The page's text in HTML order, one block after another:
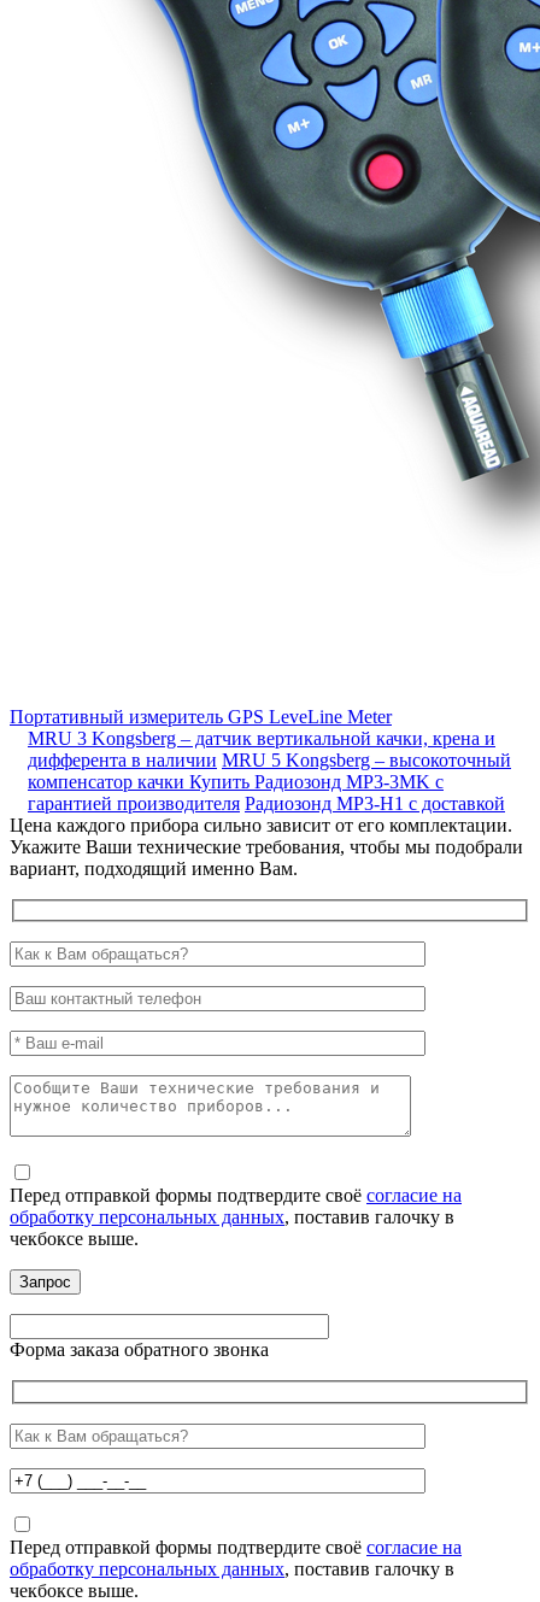
Портативный измеритель GPS LeveLine Meter
MRU 3 Kongsberg – датчик вертикальной качки, крена и
дифферента в наличии MRU 5 Kongsberg – высокоточный
компенсатор качки Купить Радиозонд MP3-3MK с
гарантией производителя Радиозонд MP3-H1 с доставкой
Цена каждого прибора сильно зависит от его комплектации.
Укажите Ваши технические требования, чтобы мы подобрали
вариант, подходящий именно Вам.
Перед отправкой формы подтвердите своё согласие на
обработку персональных данных, поставив галочку в
чекбоксе выше.
Форма заказа обратного звонка
Перед отправкой формы подтвердите своё согласие на
обработку персональных данных, поставив галочку в
чекбоксе выше.